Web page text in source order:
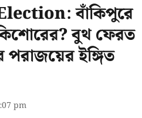
বাঁকিপুরে
কিশোরের? বুথ ফেরত
পরাজয়ের ইঙ্গিত
pm